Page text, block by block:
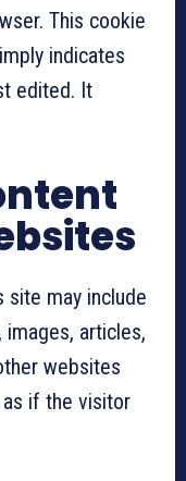
This cookie
indicates
edited. It
site may include
articles,
websites
if the visitor